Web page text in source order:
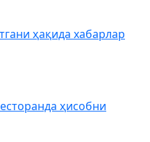
ҳақида хабарлар
ҳисобни